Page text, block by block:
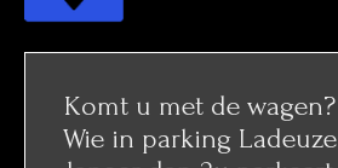
Komt u met de wagen?
Wie in parking Ladeuze
langer dan 2u parkeert
tussen 19u 's avonds en 6u
's ochtends moet slechts